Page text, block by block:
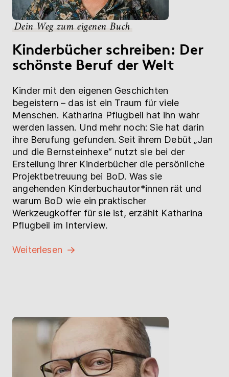
Dein Weg zum eigenen Buch
Kinderbücher schreiben: Der
schönste Beruf der Welt
Kinder mit den eigenen Geschichten
begeistern – das ist ein Traum für viele
Menschen. Katharina Pflugbeil hat ihn wahr
werden lassen. Und mehr noch: Sie hat darin
ihre Berufung gefunden. Seit ihrem Debüt „Jan
und die Bernsteinhexe“ nutzt sie bei der
Erstellung ihrer Kinderbücher die persönliche
Projektbetreuung bei BoD. Was sie
angehenden Kinderbuchautor*innen rät und
warum BoD wie ein praktischer
Werkzeugkoffer für sie ist, erzählt Katharina
Pflugbeil im Interview.
Weiterlesen